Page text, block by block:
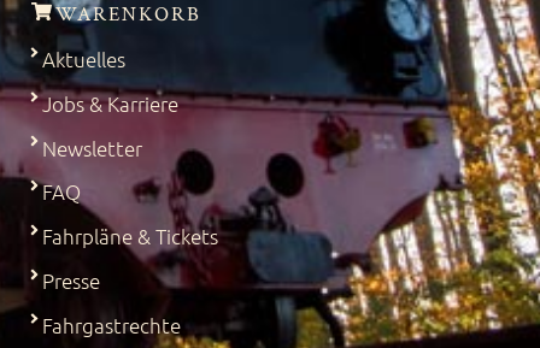
WARENKORB
Aktuelles
Jobs & Karriere
Newsletter
FAQ
Fahrpläne & Tickets
Presse
Fahrgastrechte